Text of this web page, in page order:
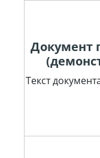
Документ
Текст